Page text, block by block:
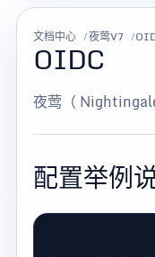
文档中心 夜莺V7
OIDC
夜莺（
配置举例